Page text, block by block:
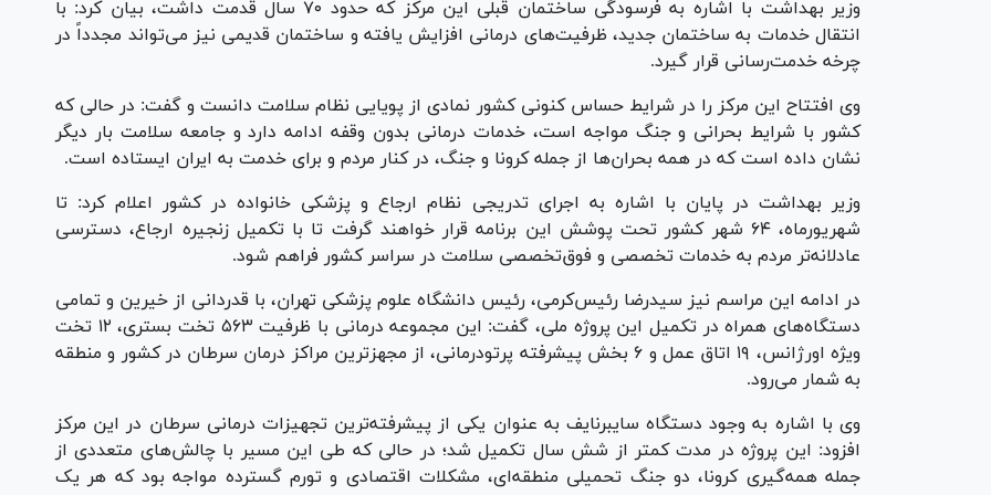
وزیر بهداشت با اشاره به فرسودگی ساختمان قبلی این مرکز که حدود ۷۰ سال قدمت داشت، بیان کرد: با
انتقال خدمات به ساختمان جدید، ظرفیت‌های درمانی افزایش یافته و ساختمان قدیمی نیز می‌تواند مجدداً در
چرخه خدمت‌رسانی قرار گیرد.
وی افتتاح این مرکز را در شرایط حساس کنونی کشور نمادی از پویایی نظام سلامت دانست و گفت: در حالی که
کشور با شرایط بحرانی و جنگ مواجه است، خدمات درمانی بدون وقفه ادامه دارد و جامعه سلامت بار دیگر
نشان داده است که در همه بحران‌ها از جمله کرونا و جنگ، در کنار مردم و برای خدمت به ایران ایستاده است.
وزیر بهداشت در پایان با اشاره به اجرای تدریجی نظام ارجاع و پزشکی خانواده در کشور اعلام کرد: تا
شهریورماه، ۶۴ شهر کشور تحت پوشش این برنامه قرار خواهند گرفت تا با تکمیل زنجیره ارجاع، دسترسی
عادلانه‌تر مردم به خدمات تخصصی و فوق‌تخصصی سلامت در سراسر کشور فراهم شود.
در ادامه این مراسم نیز سیدرضا رئیس‌کرمی، رئیس دانشگاه علوم پزشکی تهران، با قدردانی از خیرین و تمامی
دستگاه‌های همراه در تکمیل این پروژه ملی، گفت: این مجموعه درمانی با ظرفیت ۵۶۳ تخت بستری، ۱۲ تخت
ویژه اورژانس، ۱۹ اتاق عمل و ۶ بخش پیشرفته پرتودرمانی، از مجهزترین مراکز درمان سرطان در کشور و منطقه
به شمار می‌رود.
وی با اشاره به وجود دستگاه سایبرنایف به عنوان یکی از پیشرفته‌ترین تجهیزات درمانی سرطان در این مرکز
افزود: این پروژه در مدت کمتر از شش سال تکمیل شد؛ در حالی که طی این مسیر با چالش‌های متعددی از
جمله همه‌گیری کرونا، دو جنگ تحمیلی منطقه‌ای، مشکلات اقتصادی و تورم گسترده مواجه بود که هر یک